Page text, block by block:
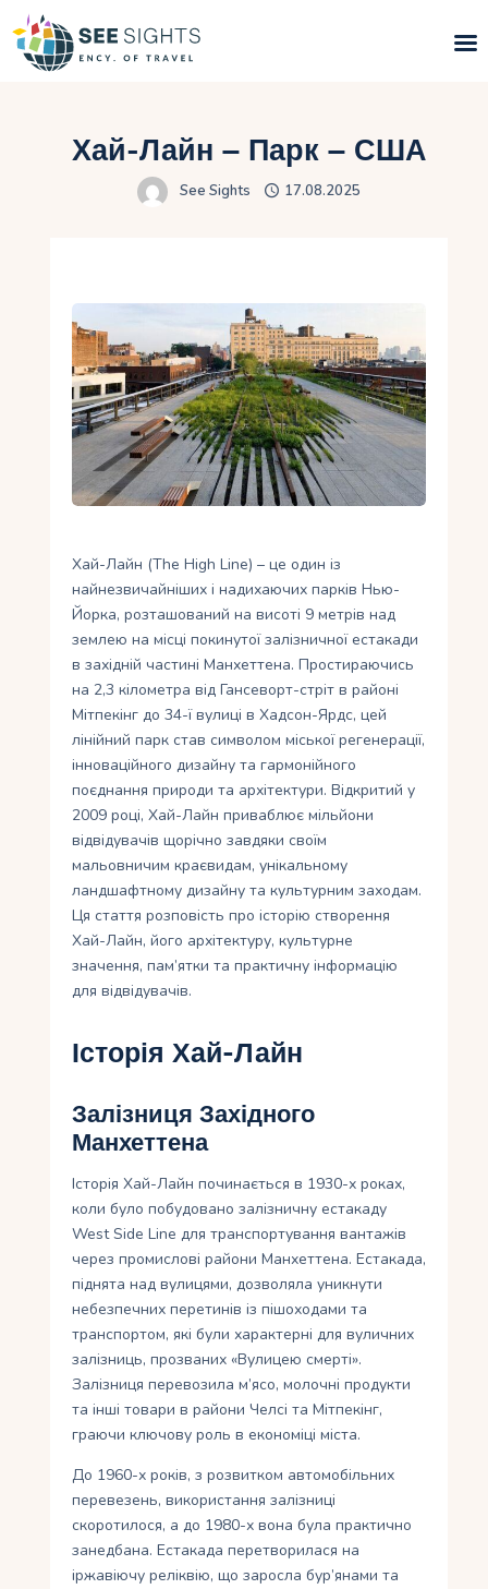
Гарячі тури
Інфо
Блог
Контакти
Укр
Хай-Лайн – Парк – США
See Sights 17.08.2025
Хай-Лайн (The High Line) – це один із
найнезвичайніших і надихаючих парків Нью-
Йорка, розташований на висоті 9 метрів над
землею на місці покинутої залізничної естакади
в західній частині Манхеттена. Простираючись
на 2,3 кілометра від Гансеворт-стріт в районі
Мітпекінг до 34-ї вулиці в Хадсон-Ярдс, цей
лінійний парк став символом міської регенерації,
інноваційного дизайну та гармонійного
поєднання природи та архітектури. Відкритий у
2009 році, Хай-Лайн приваблює мільйони
відвідувачів щорічно завдяки своїм
мальовничим краєвидам, унікальному
ландшафтному дизайну та культурним заходам.
Ця стаття розповість про історію створення
Хай-Лайн, його архітектуру, культурне
значення, пам’ятки та практичну інформацію
для відвідувачів.
Історія Хай-Лайн
Залізниця Західного
Манхеттена
Історія Хай-Лайн починається в 1930-х роках,
коли було побудовано залізничну естакаду
West Side Line для транспортування вантажів
через промислові райони Манхеттена. Естакада,
піднята над вулицями, дозволяла уникнути
небезпечних перетинів із пішоходами та
транспортом, які були характерні для вуличних
залізниць, прозваних «Вулицею смерті».
Залізниця перевозила м’ясо, молочні продукти
та інші товари в райони Челсі та Мітпекінг,
граючи ключову роль в економіці міста.
До 1960-х років, з розвитком автомобільних
перевезень, використання залізниці
скоротилося, а до 1980-х вона була практично
занедбана. Естакада перетворилася на
іржавіючу реліквію, що заросла бур’янами та